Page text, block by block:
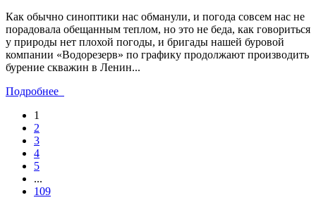
Как обычно синоптики нас обманули, и погода совсем нас не
порадовала обещанным теплом, но это не беда, как говориться
у природы нет плохой погоды, и бригады нашей буровой
компании «Водорезерв» по графику продолжают производить
бурение скважин в Ленин...
Подробнее
1
2
3
4
5
...
109